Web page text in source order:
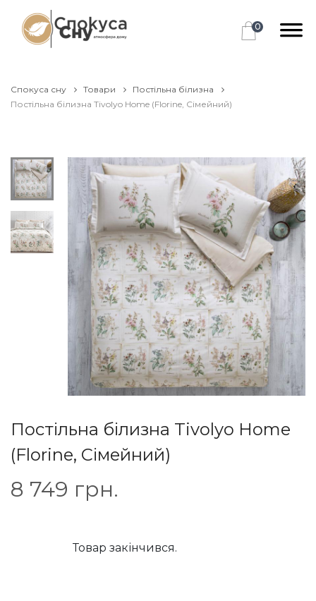
0
Спокуса сну Товари
Постільна білизна
Постільна білизна Tivolyo Home (Florine, Сімейний)
Постільна білизна Tivolyo Home
(Florine, Сімейний)
8 749 грн.
Товар закінчився.